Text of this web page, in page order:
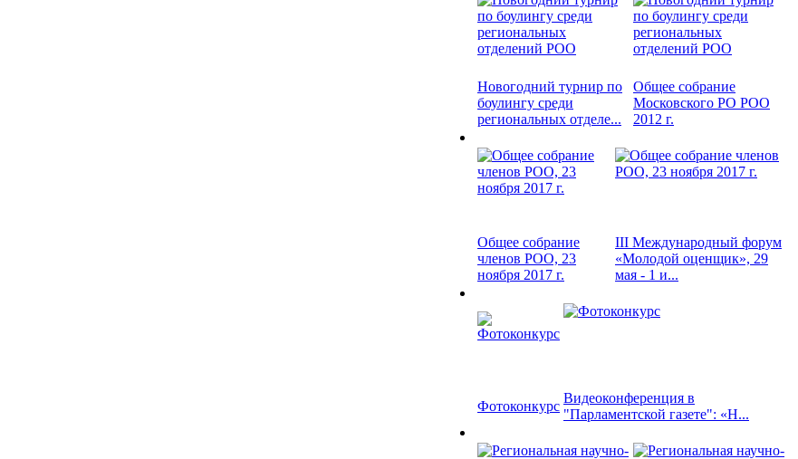
Новогодний турнир по
боулингу среди
региональных отделе...
Общее собрание
Московского РО РОО
2012 г.
Общее собрание
членов РОО, 23
ноября 2017 г.
III Международный форум
«Молодой оценщик», 29
мая - 1 и...
Фотоконкурс
Видеоконференция в
"Парламентской газете": «Н...